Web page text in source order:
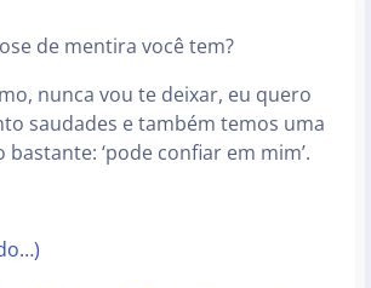
de mentira você tem?
nunca vou te deixar, eu quero
saudades e também temos uma
‘pode confiar em mim’.